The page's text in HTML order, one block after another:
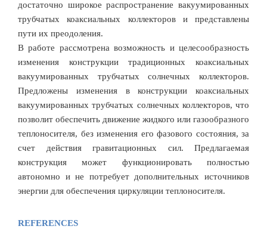
достаточно широкое распространение вакуумированных
трубчатых коаксиальных коллекторов и представлены
пути их преодоления.
В работе рассмотрена возможность и целесообразность
изменения конструкции традиционных коаксиальных
вакуумированных трубчатых солнечных коллекторов.
Предложены изменения в конструкции коаксиальных
вакуумированных трубчатых солнечных коллекторов, что
позволит обеспечить движение жидкого или газообразного
теплоносителя, без изменения его фазового состояния, за
счет действия гравитационных сил. Предлагаемая
конструкция может функционировать полностью
автономно и не потребует дополнительных источников
энергии для обеспечения циркуляции теплоносителя.
REFERENCES